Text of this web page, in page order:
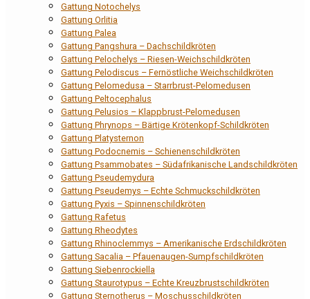
Gattung Notochelys
Gattung Orlitia
Gattung Palea
Gattung Pangshura – Dachschildkröten
Gattung Pelochelys – Riesen-Weichschildkröten
Gattung Pelodiscus – Fernöstliche Weichschildkröten
Gattung Pelomedusa – Starrbrust-Pelomedusen
Gattung Peltocephalus
Gattung Pelusios – Klappbrust-Pelomedusen
Gattung Phrynops – Bärtige Krötenkopf-Schildkröten
Gattung Platysternon
Gattung Podocnemis – Schienenschildkröten
Gattung Psammobates – Südafrikanische Landschildkröten
Gattung Pseudemydura
Gattung Pseudemys – Echte Schmuckschildkröten
Gattung Pyxis – Spinnenschildkröten
Gattung Rafetus
Gattung Rheodytes
Gattung Rhinoclemmys – Amerikanische Erdschildkröten
Gattung Sacalia – Pfauenaugen-Sumpfschildkröten
Gattung Siebenrockiella
Gattung Staurotypus – Echte Kreuzbrustschildkröten
Gattung Sternotherus – Moschusschildkröten